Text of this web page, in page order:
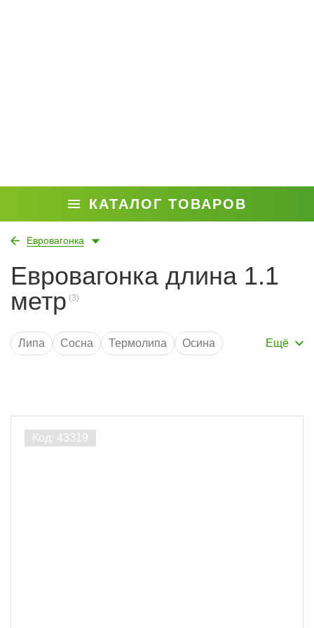
КАТАЛОГ ТОВАРОВ
Евровагонка
Евровагонка длина 1.1
метр
Липа Сосна Термолипа
Осина
Кедр
Ширина 98 мм
AB
Порода дерева